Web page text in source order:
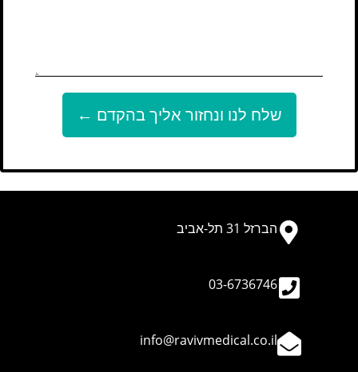
שלח לנו ונחזור אליך בהקדם ←
הברזל 31 תל-אביב​
03-6736746
info@ravivmedical.co.il